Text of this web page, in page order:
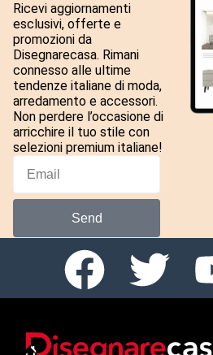
Ricevi aggiornamenti
esclusivi, offerte e
promozioni da
Disegnarecasa. Rimani
connesso alle ultime
tendenze italiane di moda,
arredamento e accessori.
Non perdere l’occasione di
arricchire il tuo stile con
selezioni premium italiane!
Send